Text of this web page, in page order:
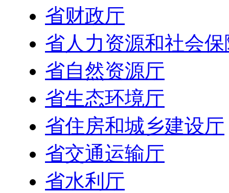
省财政厅
省人力资源和社会
省自然资源厅
省生态环境厅
省住房和城乡建设厅
省交通运输厅
省水利厅